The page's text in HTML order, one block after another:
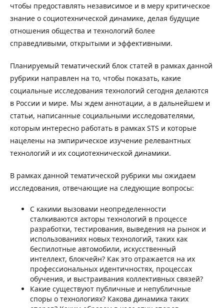
чтобы предоставлять независимое и в меру критическое
знание о социотехнической динамике, делая будущие
отношения общества и технологий более
справедливыми, открытыми и эффективными.
Планируемый тематический блок статей в рамках данной
рубрики направлен на то, чтобы показать, какие
социальные исследования технологий сегодня делаются
в России и мире. Мы ждем аннотации, а в дальнейшем и
статьи, написанные социальными исследователями,
которым интересно работать в рамках STS и которые
нацелены на эмпирическое изучение релевантных
технологий и их социотехнической динамики.
В рамках данной тематической рубрики мы ожидаем
исследования, отвечающие на следующие вопросы:
С какими вызовами неопределенности
сталкиваются акторы технологий в процессе
разработки, тестирования, выведения на рынок и
использованиях новых технологий, таких как
беспилотные автомобили, искусственный
интеллект, блокчейн? Как это отражается на их
профессиональных идентичностях, процессах
обучения, и выстраивания коллективных связей?
Какие существуют публичные и непубличные
споры о технологиях? Какова динамика таких